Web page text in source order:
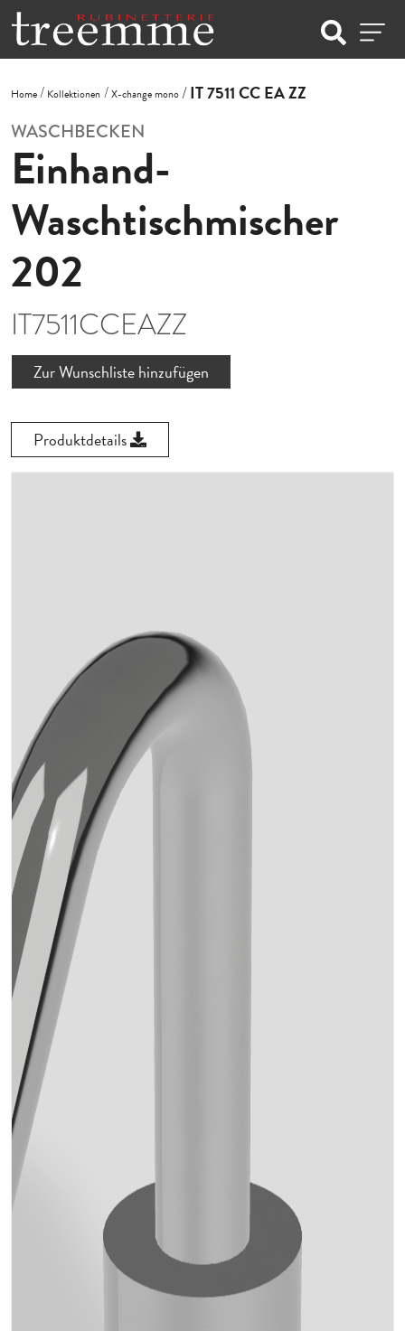
Home Kollektionen X-change mono IT 7511 CC EA ZZ
WASCHBECKEN
Einhand-
Waschtischmischer
202
IT7511CCEAZZ
Zur Wunschliste hinzufügen
Produktdetails